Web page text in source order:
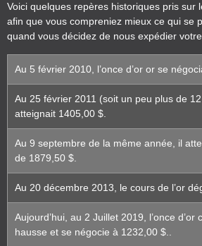
Voici quelques repères historiques pris sur
afin que vous compreniez mieux ce qui se
quand vous décidez de nous expédier
Au 5 février 2010, l’once d’or or se
Au 25 février 2011 (soit un peu plus de
atteignait 1405,00 $.
Au 9 septembre de la même année, il
de 1879,50 $.
Au 20 décembre 2013, le cours de l’or
Aujourd’hui, au 2 Juillet 2019, l’once
hausse et se négocie à 1232,00 $..